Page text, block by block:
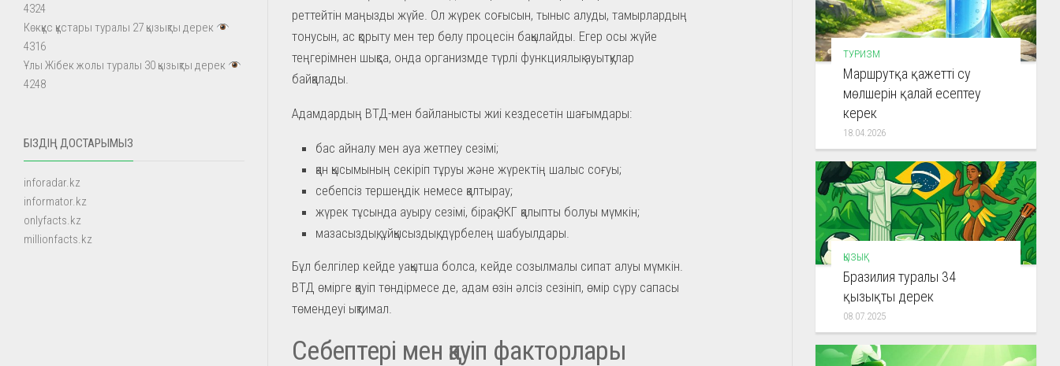
реттейтін маңызды жүйе. Ол жүрек соғысын, тыныс алуды, тамырлардың
тонусын, ас қорыту мен тер бөлу процесін бақылайды. Егер осы жүйе
теңгерімнен шықса, онда организмде түрлі функциялық ауытқулар
байқалады.
Адамдардың ВТД-мен байланысты жиі кездесетін шағымдары:
бас айналу мен ауа жетпеу сезімі;
қан қысымының секіріп тұруы және жүректің шалыс соғуы;
себепсіз тершеңдік немесе қалтырау;
жүрек тұсында ауыру сезімі, бірақ ЭКГ қалыпты болуы мүмкін;
мазасыздық, ұйқысыздық, дүрбелең шабуылдары.
Бұл белгілер кейде уақытша болса, кейде созылмалы сипат алуы мүмкін.
ВТД өмірге қауіп төндірмесе де, адам өзін әлсіз сезініп, өмір сүру сапасы
төмендеуі ықтимал.
Себептері мен қауіп факторлары
4324
Көкқұс құстары туралы 27 қызықты дерек
4316
Ұлы Жібек жолы туралы 30 қызықты дерек
4248
БІЗДІҢ ДОСТАРЫМЫЗ
inforadar.kz
informator.kz
onlyfacts.kz
millionfacts.kz
ТУРИЗМ
Маршрутқа қажетті су
мөлшерін қалай есептеу
керек
18.04.2026
ҚЫЗЫҚ
Бразилия туралы 34
қызықты дерек
08.07.2025